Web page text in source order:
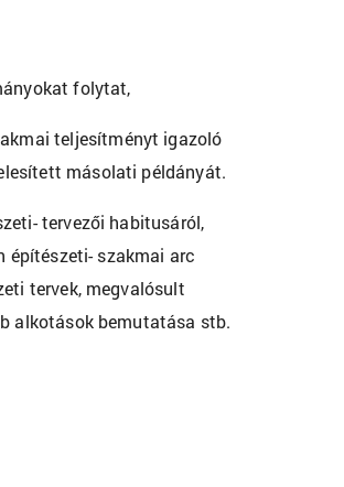
folytat,
teljesítményt igazoló
másolati példányát.
tervezői habitusáról,
építészeti- szakmai arc
tervek, megvalósult
alkotások bemutatása stb.